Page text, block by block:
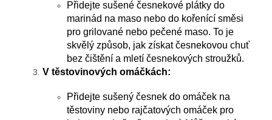
Přidejte sušené česnekové plátky do
marinád na maso nebo do kořenící směsi
pro grilované nebo pečené maso. To je
skvělý způsob, jak získat česnekovou chuť
bez čištění a mletí česnekových stroužků.
V těstovinových omáčkách:
Přidejte sušený česnek do omáček na
těstoviny nebo rajčatových omáček pro